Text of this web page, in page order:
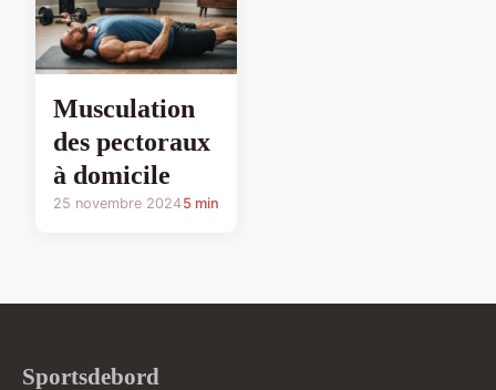
Musculation
des pectoraux
à domicile
25 novembre 20245 min
Sportsdebord